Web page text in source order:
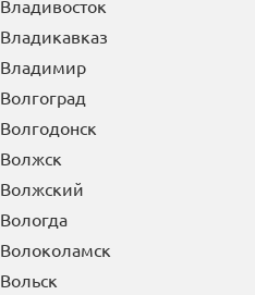
Владивосток
Владикавказ
Владимир
Волгоград
Волгодонск
Волжск
Волжский
Вологда
Волоколамск
Вольск